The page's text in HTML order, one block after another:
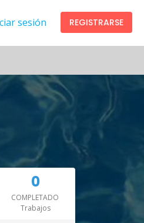
sesión REGISTRARSE
0
COMPLETADO
Trabajos